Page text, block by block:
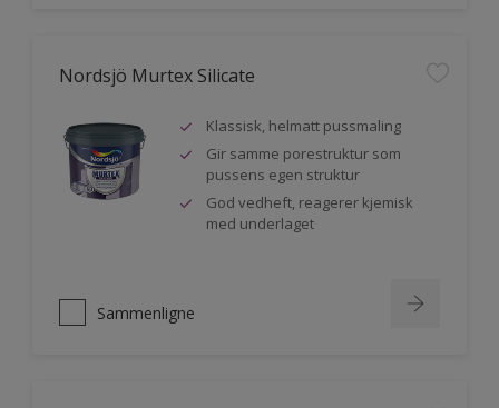
Nordsjö Murtex Silicate
Klassisk, helmatt pussmaling
Gir samme porestruktur som
pussens egen struktur
God vedheft, reagerer kjemisk
med underlaget
Sammenligne